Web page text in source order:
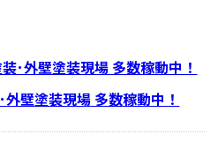
･外壁塗装現場 多数稼動中！
壁塗装現場 多数稼動中！